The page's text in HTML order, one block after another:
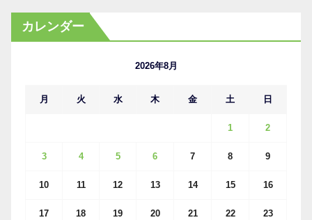
カ
イ
カレンダー
2026年8月
月 火 水 木 金 土 日
1 2
3 4 5 6 7 8 9
10 11 12 13 14 15 16
17 18 19 20 21 22 23